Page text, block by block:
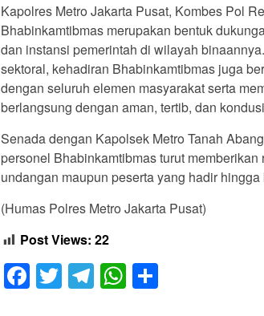
Kapolres Metro Jakarta Pusat, Kombes Pol
Bhabinkamtibmas merupakan bentuk
dan instansi pemerintah di wilayah
sektoral, kehadiran Bhabinkamtibmas juga
dengan seluruh elemen masyarakat serta
berlangsung dengan aman, tertib, dan
Senada dengan Kapolsek Metro Tanah
personel Bhabinkamtibmas turut
undangan maupun peserta yang hadir
(Humas Polres Metro Jakarta Pusat)
Post Views: 22
Facebook
Twitter
Telegram
WhatsApp